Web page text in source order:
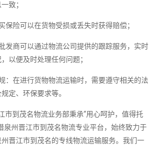
致；
保险可以在货物受损或丢失时获得赔偿；
发商可以通过物流公司提供的跟踪服务，实时
以便及时处理任何问题；
：在进行货物物流运输时，需要遵守相关的法
定、环保要求等。
到茂名物流业务部秉承“用心呵护，值得托
泉州晋江市到茂名物流专业平台，始终致力于
晋江市到茂名的专线物流运输服务。我们一